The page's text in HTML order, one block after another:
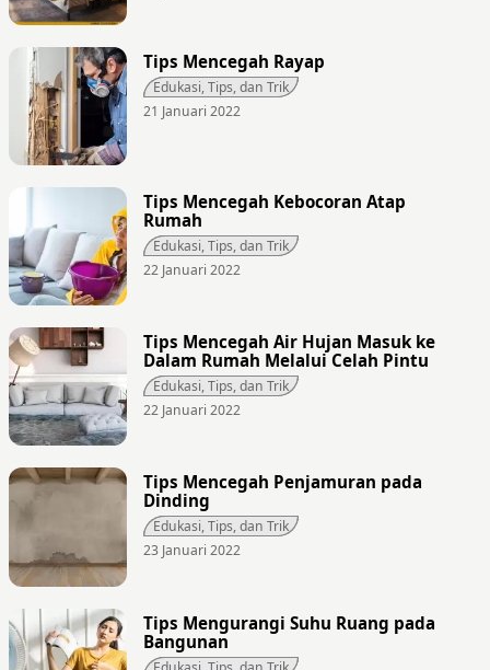
Tips Mencegah Rayap
Edukasi, Tips, dan Trik
21 Januari 2022
Tips Mencegah Kebocoran Atap
Rumah
Edukasi, Tips, dan Trik
22 Januari 2022
Tips Mencegah Air Hujan Masuk ke
Dalam Rumah Melalui Celah Pintu
Edukasi, Tips, dan Trik
22 Januari 2022
Tips Mencegah Penjamuran pada
Dinding
Edukasi, Tips, dan Trik
23 Januari 2022
Tips Mengurangi Suhu Ruang pada
Bangunan